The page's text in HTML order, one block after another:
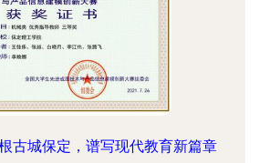
古城保定，谱写现代教育新篇章